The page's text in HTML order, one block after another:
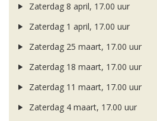
Zaterdag 8 april, 17.00 uur
Zaterdag 1 april, 17.00 uur
Zaterdag 25 maart, 17.00 uur
Zaterdag 18 maart, 17.00 uur
Zaterdag 11 maart, 17.00 uur
Zaterdag 4 maart, 17.00 uur